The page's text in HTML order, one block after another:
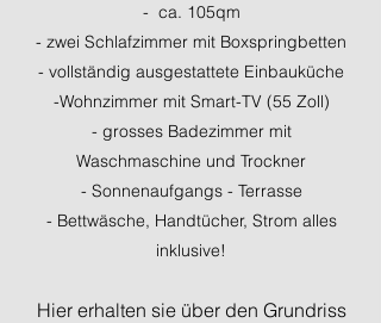
- ca. 105qm
- zwei Schlafzimmer mit Boxspringbetten
- vollständig ausgestattete Einbauküche
-Wohnzimmer mit Smart-TV (55 Zoll)
- grosses Badezimmer mit
Waschmaschine und Trockner
- Sonnenaufgangs - Terrasse
- Bettwäsche, Handtücher, Strom alles
inklusive!
Hier erhalten sie über den Grundriss